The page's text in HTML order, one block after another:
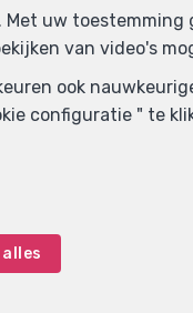
uw toestemming
van video's
ook
configuratie " te